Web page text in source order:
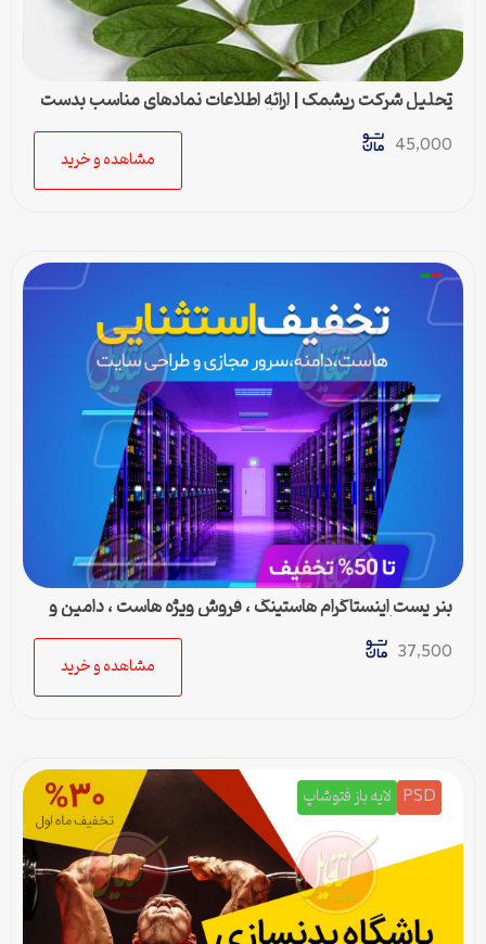
تحلیل شرکت ریشمک | ارائه اطلاعات نمادهای مناسب بدست
آمده با رویکرد تحیلی تکنیکال
45,000
مشاهده و خرید
بنر پست اینستاگرام هاستینگ ، فروش ویژه هاست ، دامین و
سرور مجازی
37,500
مشاهده و خرید
PSD لایه باز فتوشاپ